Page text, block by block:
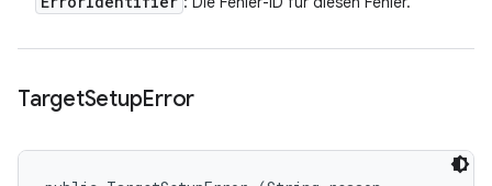
TargetSetupError